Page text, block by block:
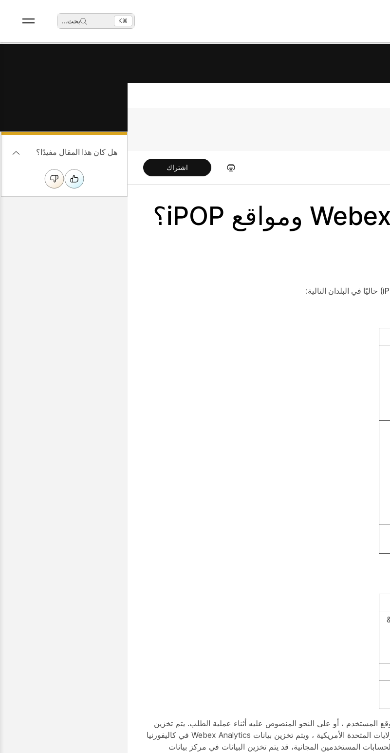
بحث... ⌘K
اشتراك
المستخدم ، أو على النحو المنصوص عليه أثناء عملية الطلب. يتم تخزين
بيانات الفوترة في تكساس بالولايات المتحدة الأمريكية ونورث كارولينا بالولايات المتحدة الأمريكية ، ويتم تخزين بيانات Webex Analytics في كاليفورنيا
لحسابات المستخدمين المجانية، قد يتم تخزين البيانات في مركز بيانات
هل كان هذا المقال مفيدًا؟